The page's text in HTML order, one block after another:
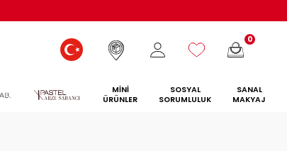
0
MİNİ
ÜRÜNLER
SOSYAL
SORUMLULUK
SANAL
MAKYAJ